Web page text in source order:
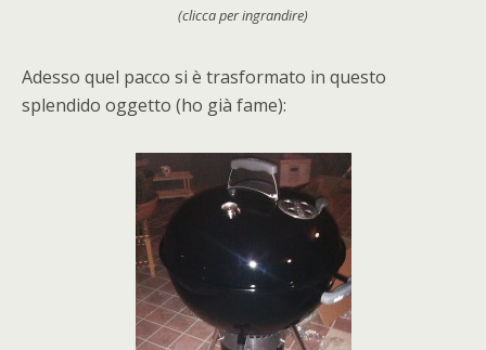
(clicca per ingrandire)
Adesso quel pacco si è trasformato in questo
splendido oggetto (ho già fame):